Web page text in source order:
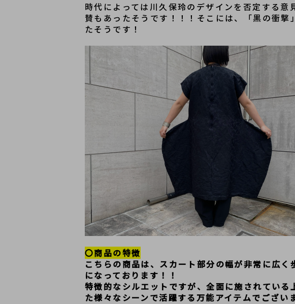
時代によっては川久保玲のデザインを否定する
賛もあったそうです！！！そこには、「黒の衝
たそうです！
〇商品の特徴
こちらの商品は、スカート部分の幅が非常に広
になっております！！
特徴的なシルエットですが、全面に施されてい
た様々なシーンで活躍する万能アイテムでござい